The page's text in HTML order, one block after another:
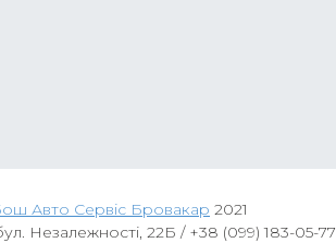
Авто Сервіс Бровакар 2021
Незалежності, 22Б /+38 (099) 183-05-77